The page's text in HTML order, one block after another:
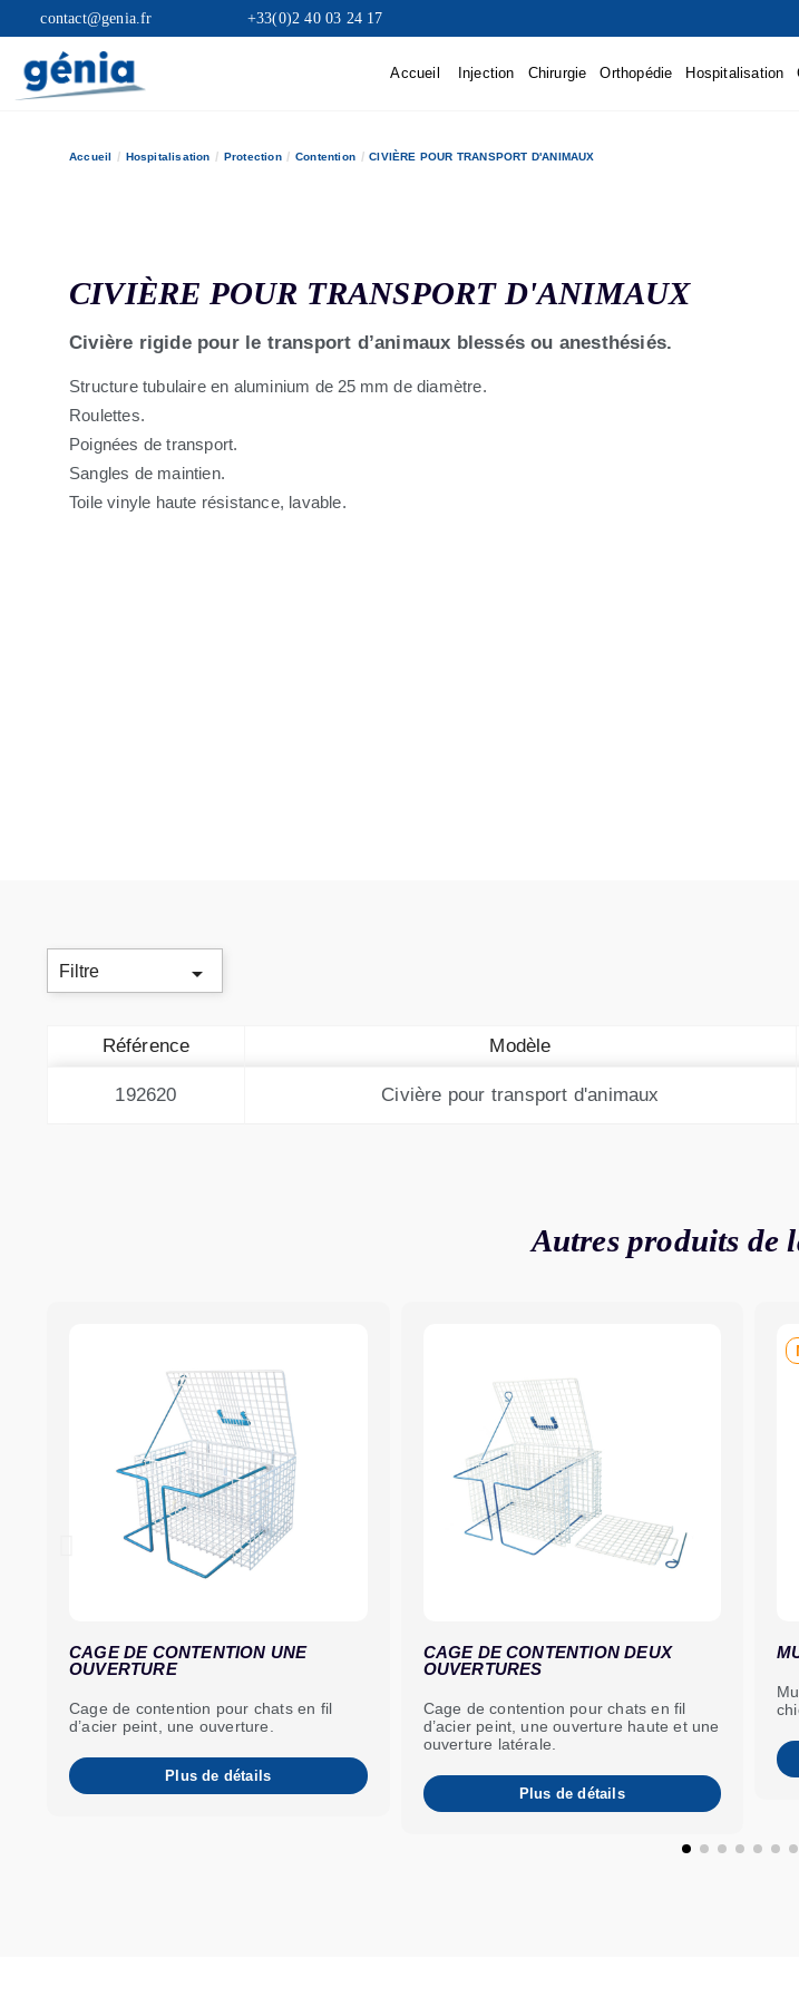
+33(0)2 40 03 24 17
contact@genia.fr
Accueil Injection Chirurgie Orthopédie Hospitalisation
Accueil Hospitalisation Protection Contention CIVIÈRE POUR TRANSPORT D'ANIMAUX
CIVIÈRE POUR TRANSPORT D'ANIMAUX
Civière rigide pour le transport d’animaux blessés ou anesthésiés.
Structure tubulaire en aluminium de 25 mm de diamètre.
Roulettes.
Poignées de transport.
Sangles de maintien.
Toile vinyle haute résistance, lavable.
Filtre 
Référence Modèle
192620 Civière pour transport d'animaux
Autres produits de
CAGE DE CONTENTION UNE
OUVERTURE
Cage de contention pour chats en fil
d’acier peint, une ouverture.
Plus de détails
CAGE DE CONTENTION DEUX
OUVERTURES
Cage de contention pour chats en fil
d’acier peint, une ouverture haute et une
ouverture latérale.
Plus de détails